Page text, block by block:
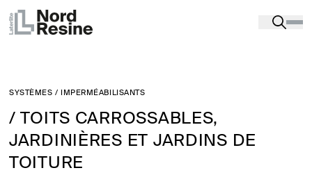
SYSTÈMES / IMPERMÉABILISANTS
/ TOITS CARROSSABLES,
JARDINIÈRES ET JARDINS DE
TOITURE